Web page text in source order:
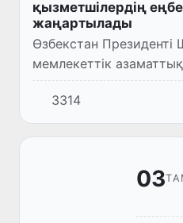
қызметшілердің
жаңартылады
Өзбекстан
мемлекеттік
еңбекақы жүйесі мен
шарттарын
ұсыныстардың
3314
03